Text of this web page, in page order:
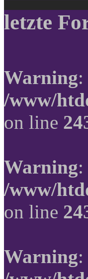
letzte
Warning
/www/
on line
Warning
/www/
on line
Warning